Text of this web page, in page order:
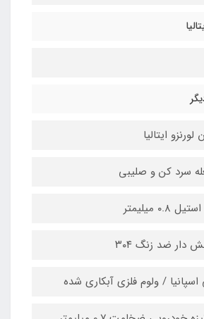
ایتالیا
سرد کن و صلیبی
میلیمتر
ضد زنگ ۳۰۴
اسپانیا / ولوم فلزي آبکاري شده